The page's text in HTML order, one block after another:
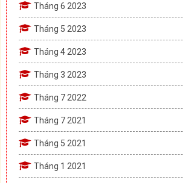
Tháng 6 2023
Tháng 5 2023
Tháng 4 2023
Tháng 3 2023
Tháng 7 2022
Tháng 7 2021
Tháng 5 2021
Tháng 1 2021